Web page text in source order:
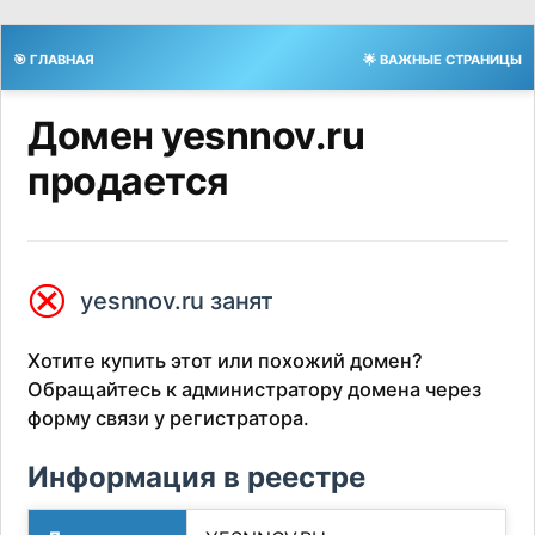
🎯 ГЛАВНАЯ 🌟 ВАЖНЫЕ СТРАНИЦЫ
Домен yesnnov.ru
продается
⮿ yesnnov.ru занят
Хотите купить этот или похожий домен?
Обращайтесь к администратору домена через
форму связи у регистратора.
Информация в реестре